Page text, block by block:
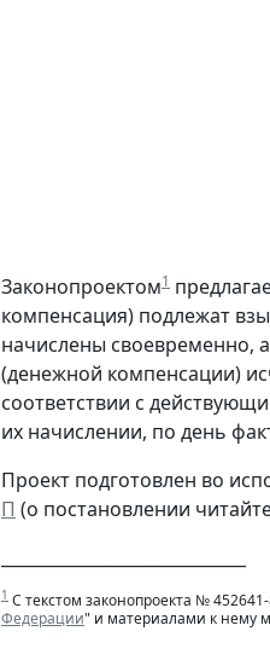
Законопроектом1
компенсация) подлежат
начислены своевременно,
(денежной компенсации)
соответствии с
их начислении, по день
Проект подготовлен во
П (о постановлении
1 С текстом законопроекта №
Федерации" и материалами к нему